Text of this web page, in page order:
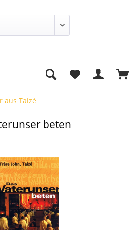
aus Taizé
beten